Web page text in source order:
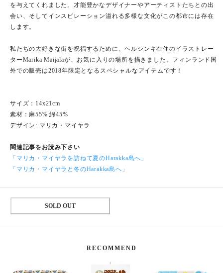
を与えてくれました。才能豊かなデザイナーやアーティストたちとの出
会い、そしてインスピレーション溢れる多様な文化がこの都市には存在
します。
私たちの大好きな街を祝福するために、ヘルシンキ在住のイラストレー
ターMarika Maijalaが、お気に入りの場所を描きました。フィンランド国
外での販売は2018年限定となるスペシャルなアイテムです！
サイズ：14x21cm
素材：麻55% 綿45%
デザイン: マリカ・マイヤラ
関連記事をお読み下さい
「マリカ・マイヤラを訪ねて夏のHarakka島へ」
「マリカ・マイヤラと冬のHarakka島へ」
SOLD OUT
RECOMMEND